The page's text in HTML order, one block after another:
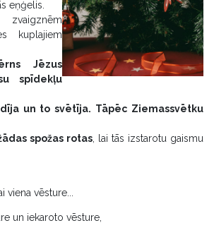
eņģelis.
kuplajiem
Jēzus
spīdekļu
un to svētīja. Tāpēc Ziemassvētku
spožas rotas , lai tās izstarotu gaismu
viena vēsture...
un iekaroto vēsture,